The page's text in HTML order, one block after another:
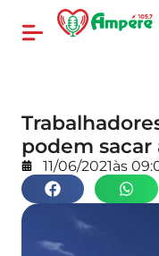
podem
11/06/2021às